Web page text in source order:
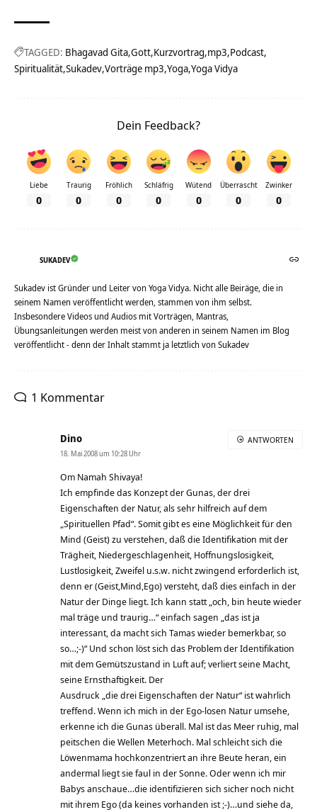
TAGGED: Bhagavad Gita Gott Kurzvortrag mp3 Podcast
Spiritualität Sukadev Vorträge mp3 Yoga Yoga Vidya
Dein Feedback?
Liebe
0
Traurig
0
Fröhlich
0
Schläfrig
0
Wütend
0
Überrascht
0
Zwinker
0
SUKADEV
Sukadev ist Gründer und Leiter von Yoga Vidya. Nicht alle Beiräge, die in
seinem Namen veröffentlicht werden, stammen von ihm selbst.
Insbesondere Videos und Audios mit Vorträgen, Mantras,
Übungsanleitungen werden meist von anderen in seinem Namen im Blog
veröffentlicht - denn der Inhalt stammt ja letztlich von Sukadev
1 Kommentar
Dino
18. Mai 2008 um 10:28 Uhr
Om Namah Shivaya!
Ich empfinde das Konzept der Gunas, der drei
Eigenschaften der Natur, als sehr hilfreich auf dem
„Spirituellen Pfad“. Somit gibt es eine Möglichkeit für den
Mind (Geist) zu verstehen, daß die Identifikation mit der
Trägheit, Niedergeschlagenheit, Hoffnungslosigkeit,
Lustlosigkeit, Zweifel u.s.w. nicht zwingend erforderlich ist,
denn er (Geist,Mind,Ego) versteht, daß dies einfach in der
Natur der Dinge liegt. Ich kann statt „och, bin heute wieder
mal träge und traurig…“ einfach sagen „das ist ja
interessant, da macht sich Tamas wieder bemerkbar, so
so…;-)“ Und schon löst sich das Problem der Identifikation
mit dem Gemütszustand in Luft auf; verliert seine Macht,
seine Ernsthaftigkeit. Der
Ausdruck „die drei Eigenschaften der Natur“ ist wahrlich
treffend. Wenn ich mich in der Ego-losen Natur umsehe,
erkenne ich die Gunas überall. Mal ist das Meer ruhig, mal
peitschen die Wellen Meterhoch. Mal schleicht sich die
Löwenmama hochkonzentriert an ihre Beute heran, ein
andermal liegt sie faul in der Sonne. Oder wenn ich mir
Babys anschaue…die identifizieren sich sicher noch nicht
mit ihrem Ego (da keines vorhanden ist ;-)…und siehe da,
ANTWORTEN